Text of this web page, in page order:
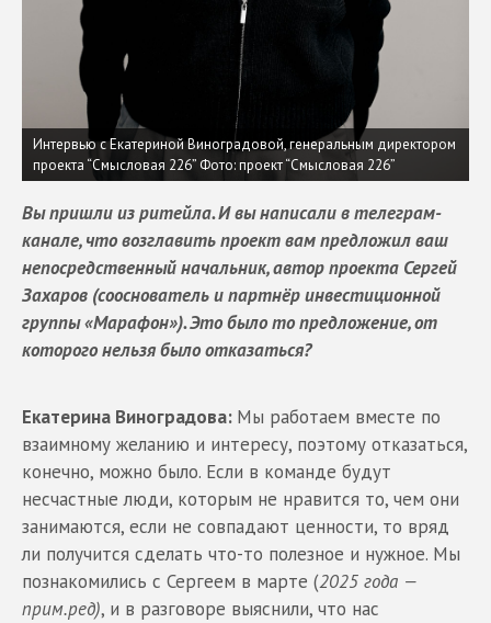
Интервью с Екатериной Виноградовой, генеральным директором
проекта “Cмысловая 226” Фото: проект “Cмысловая 226”
Вы пришли из ритейла. И вы написали в телеграм-
канале, что возглавить проект вам предложил ваш
непосредственный начальник, автор проекта Сергей
Захаров (сооснователь и партнёр инвестиционной
группы «Марафон»). Это было то предложение, от
которого нельзя было отказаться?
Екатерина Виноградова: Мы работаем вместе по
взаимному желанию и интересу, поэтому отказаться,
конечно, можно было. Если в команде будут
несчастные люди, которым не нравится то, чем они
занимаются, если не совпадают ценности, то вряд
ли получится сделать что-то полезное и нужное. Мы
познакомились с Сергеем в марте (2025 года —
прим.ред), и в разговоре выяснили, что нас